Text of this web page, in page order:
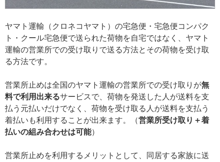
ヤマト運輸（クロネコヤマト）の宅急便・宅急便コンパク
ト・クール宅急便で送られた荷物を自宅ではなく、ヤマト
運輸の営業所での受け取りで送る方法とその荷物を受け取
る方法です。
営業所止めは全国のヤマト運輸の営業所での受け取りが無
料で利用出来るサービスで、荷物を発送した人が送料を支
払う元払いだけでなく、荷物を受け取る人が送料を支払う
着払いも利用することが出来ます。（営業所受け取り＋着
払いの組み合わせは可能）
営業所止めを利用するメリットとして、同居する家族に送